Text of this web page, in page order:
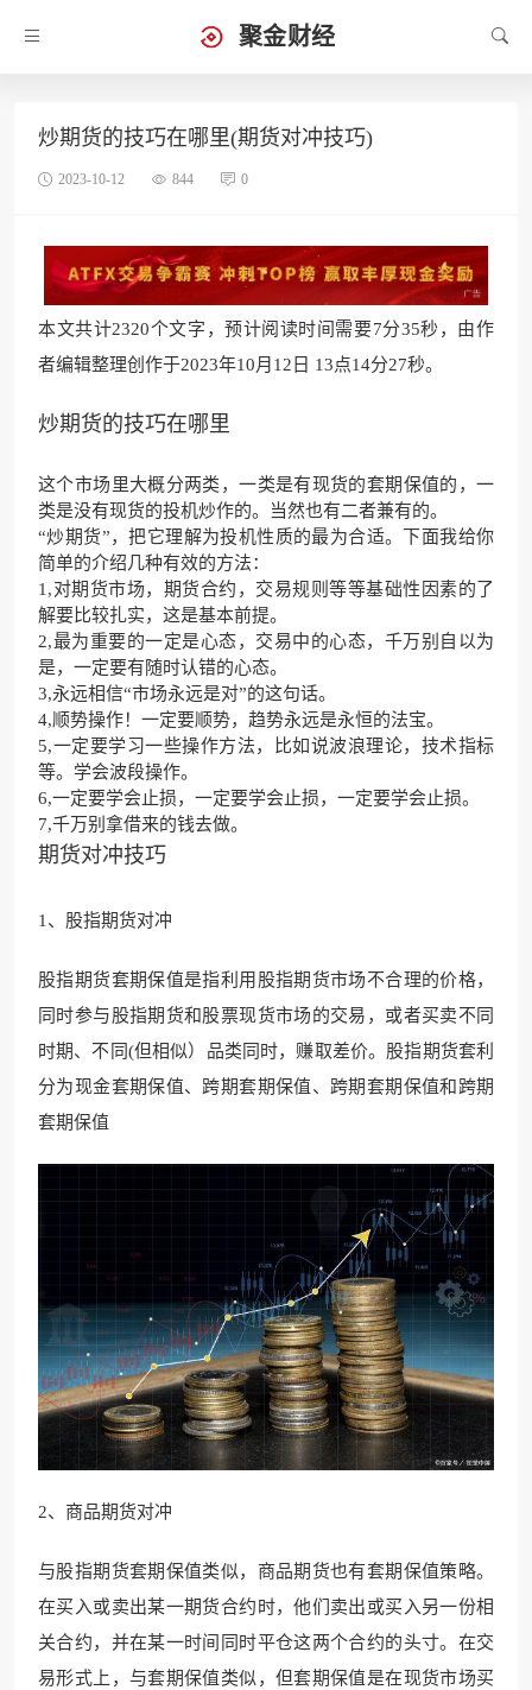
聚金财经
炒期货的技巧在哪里(期货对冲技巧)
2023-10-12 844 0
本文共计2320个文字，预计阅读时间需要7分35秒，由作
者编辑整理创作于2023年10月12日 13点14分27秒。
炒期货的技巧在哪里
这个市场里大概分两类，一类是有现货的套期保值的，一
类是没有现货的投机炒作的。当然也有二者兼有的。
“炒期货”，把它理解为投机性质的最为合适。下面我给你
简单的介绍几种有效的方法：
1,对期货市场，期货合约，交易规则等等基础性因素的了
解要比较扎实，这是基本前提。
2,最为重要的一定是心态，交易中的心态，千万别自以为
是，一定要有随时认错的心态。
3,永远相信“市场永远是对”的这句话。
4,顺势操作！一定要顺势，趋势永远是永恒的法宝。
5,一定要学习一些操作方法，比如说波浪理论，技术指标
等。学会波段操作。
6,一定要学会止损，一定要学会止损，一定要学会止损。
7,千万别拿借来的钱去做。
期货对冲技巧
1、股指期货对冲
股指期货套期保值是指利用股指期货市场不合理的价格，
同时参与股指期货和股票现货市场的交易，或者买卖不同
时期、不同(但相似）品类同时，赚取差价。股指期货套利
分为现金套期保值、跨期套期保值、跨期套期保值和跨期
套期保值
2、商品期货对冲
与股指期货套期保值类似，商品期货也有套期保值策略。
在买入或卖出某一期货合约时，他们卖出或买入另一份相
关合约，并在某一时间同时平仓这两个合约的头寸。在交
易形式上，与套期保值类似，但套期保值是在现货市场买